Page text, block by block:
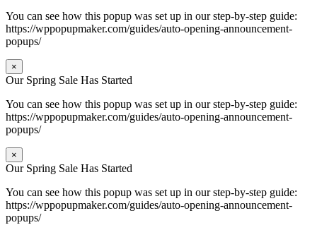
You can see how this popup was set up in our step-by-step guide:
https://wppopupmaker.com/guides/auto-opening-announcement-
popups/
×
Our Spring Sale Has Started
You can see how this popup was set up in our step-by-step guide:
https://wppopupmaker.com/guides/auto-opening-announcement-
popups/
×
Our Spring Sale Has Started
You can see how this popup was set up in our step-by-step guide:
https://wppopupmaker.com/guides/auto-opening-announcement-
popups/